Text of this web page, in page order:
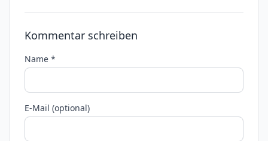
Kommentar schreiben
Name *
E-Mail (optional)